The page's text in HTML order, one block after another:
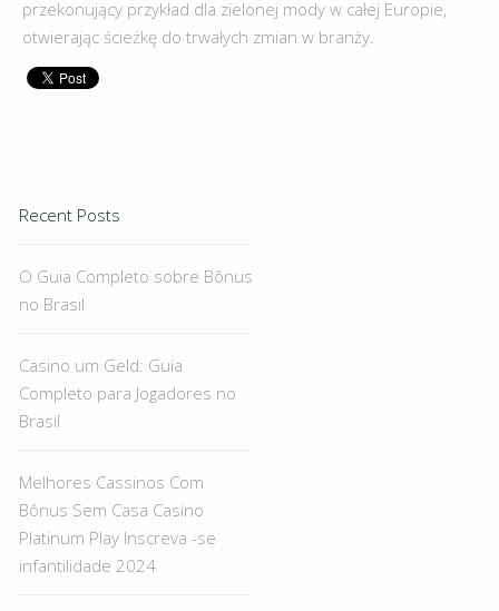
przekonujący przykład dla zielonej mody w całej Europie,
otwierając ścieżkę do trwałych zmian w branży.
Recent Posts
O Guia Completo sobre Bônus
no Brasil
Casino um Geld: Guia
Completo para Jogadores no
Brasil
Melhores Cassinos Com
Bônus Sem Casa Casino
Platinum Play Inscreva -se
infantilidade 2024